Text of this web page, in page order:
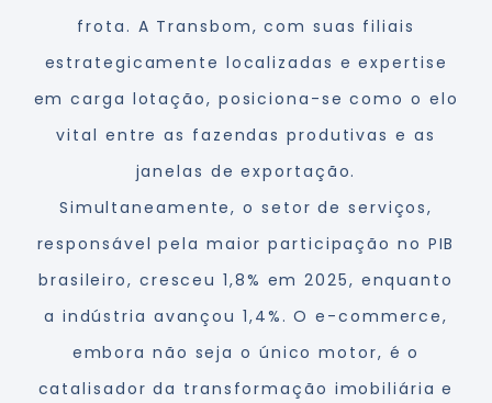
frota. A Transbom, com suas filiais
estrategicamente localizadas e expertise
em carga lotação, posiciona-se como o elo
vital entre as fazendas produtivas e as
janelas de exportação.
Simultaneamente, o setor de serviços,
responsável pela maior participação no PIB
brasileiro, cresceu 1,8% em 2025, enquanto
a indústria avançou 1,4%. O e-commerce,
embora não seja o único motor, é o
catalisador da transformação imobiliária e